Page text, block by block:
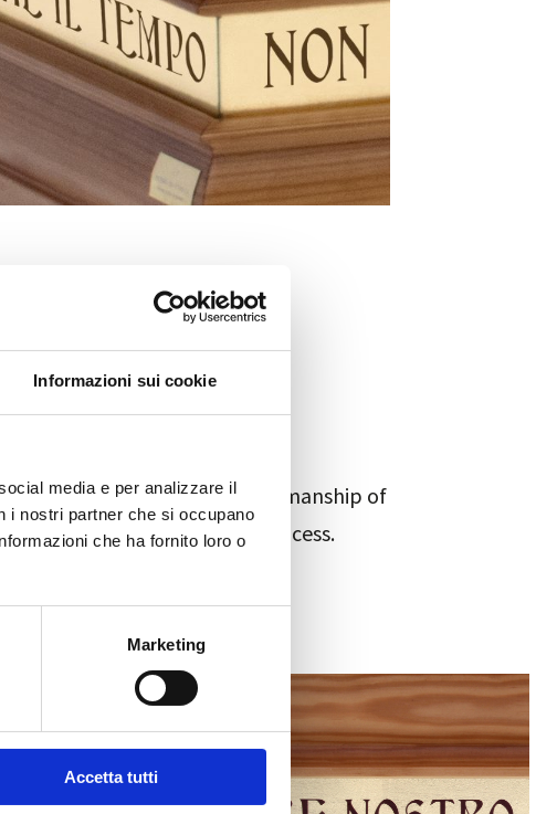
Informazioni sui cookie
media e per analizzare il
i nostri partner che si occupano
che ha fornito loro o
Marketing
Accetta tutti
raw materials, the craftsmanship of
the production process.